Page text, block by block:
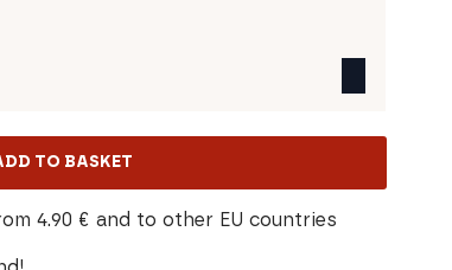
TO BASKET
4.90 € and to other EU countries